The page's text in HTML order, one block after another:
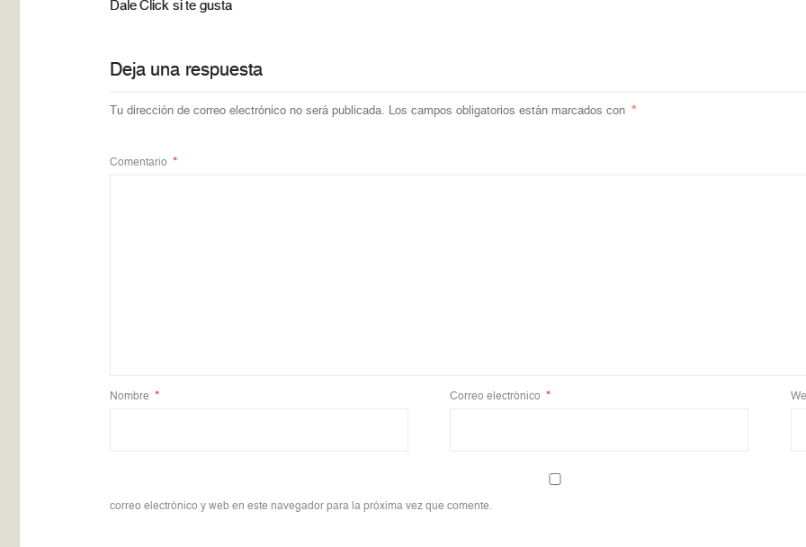
Dale Click si te gusta
Deja una respuesta
Tu dirección de correo electrónico no será publicada. Los campos obligatorios están marcados con *
Comentario *
Nombre * Correo electrónico *
correo electrónico y web en este navegador para la próxima vez que comente.